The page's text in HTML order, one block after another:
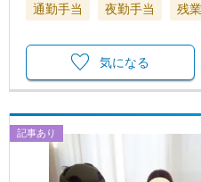
通勤手当
夜勤手当 残
気になる
記事あり